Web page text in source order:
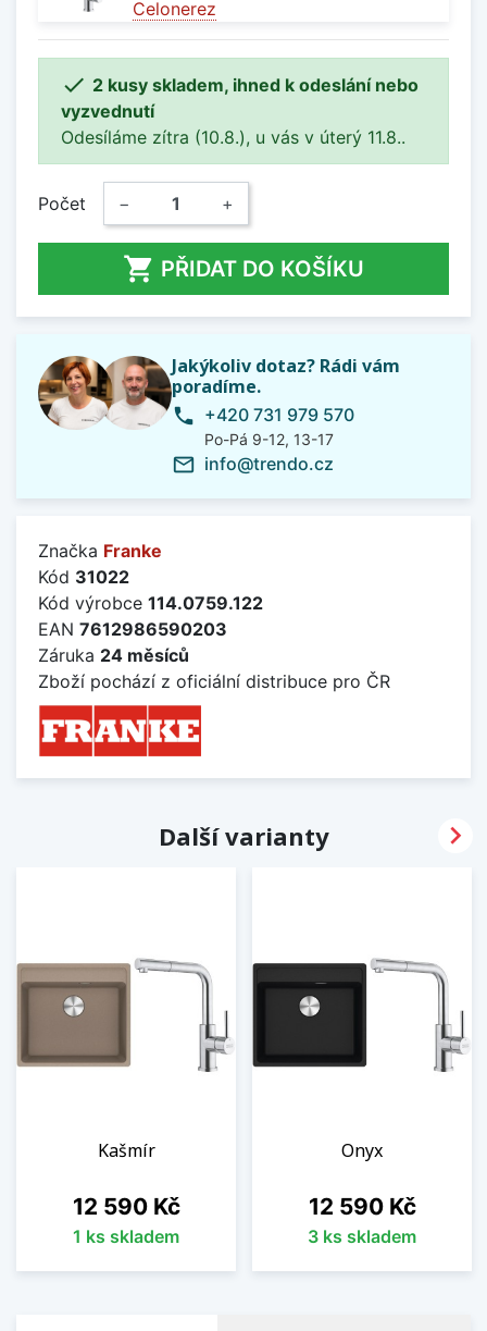
Celonerez
 2 kusy skladem, ihned k odeslání nebo
vyzvednutí
Odesíláme zítra (10.8.), u vás v úterý 11.8..
Počet − +
 PŘIDAT DO KOŠÍKU
Jakýkoliv dotaz? Rádi vám
poradíme.
phone +420 731 979 570
Po-Pá 9-12, 13-17
mail_outline info@trendo.cz
Značka Franke
Kód 31022
Kód výrobce 114.0759.122
EAN 7612986590203
Záruka 24 měsíců
Zboží pochází z oficiální distribuce pro ČR
Další varianty
Kašmír
Cena
12 590 Kč
1 ks skladem
Onyx
Cena
12 590 Kč
3 ks skladem
